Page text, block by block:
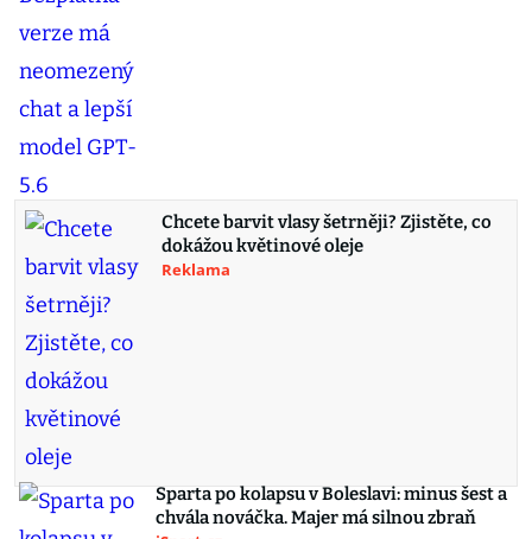
Chcete barvit vlasy šetrněji? Zjistěte, co
dokážou květinové oleje
Reklama
Sparta po kolapsu v Boleslavi: minus šest a
chvála nováčka. Majer má silnou zbraň